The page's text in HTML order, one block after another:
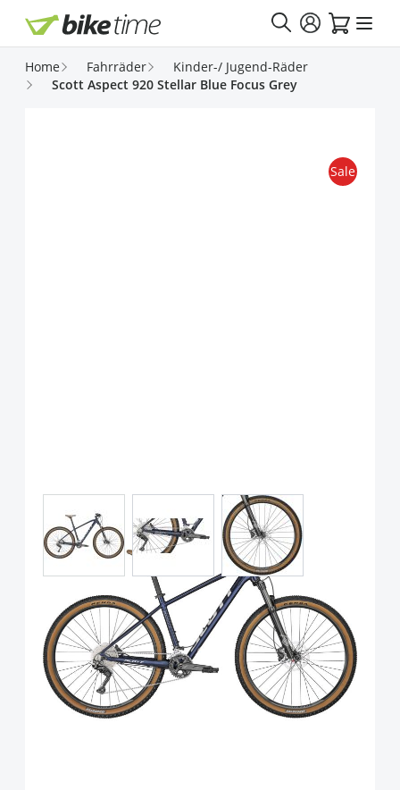
Direkt zum Inhalt
Home Fahrräder
Kinder-/ Jugend-Räder
Scott Aspect 920 Stellar Blue Focus Grey
Scott Aspect 920 Stellar Blue
Focus Grey
Art.-Nr.P110812
999,00 €
Sale
View larger imageView larger image